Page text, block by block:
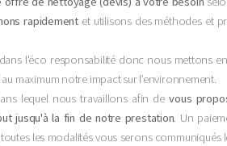
rapidement et utilisons des méthodes et
l'éco responsabilité donc nous mettons
maximum notre impact sur l’environnement.
lequel nous travaillons afin devous
jusqu'à la fin de notre prestation. Un
les modalités vous serons communiqués